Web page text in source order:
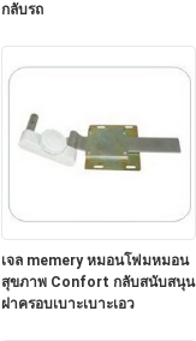
กลับรถ
เจล memery หมอนโฟมหมอน
สุขภาพ Confort กลับสนับสนุน
ฝาครอบเบาะเบาะเอว